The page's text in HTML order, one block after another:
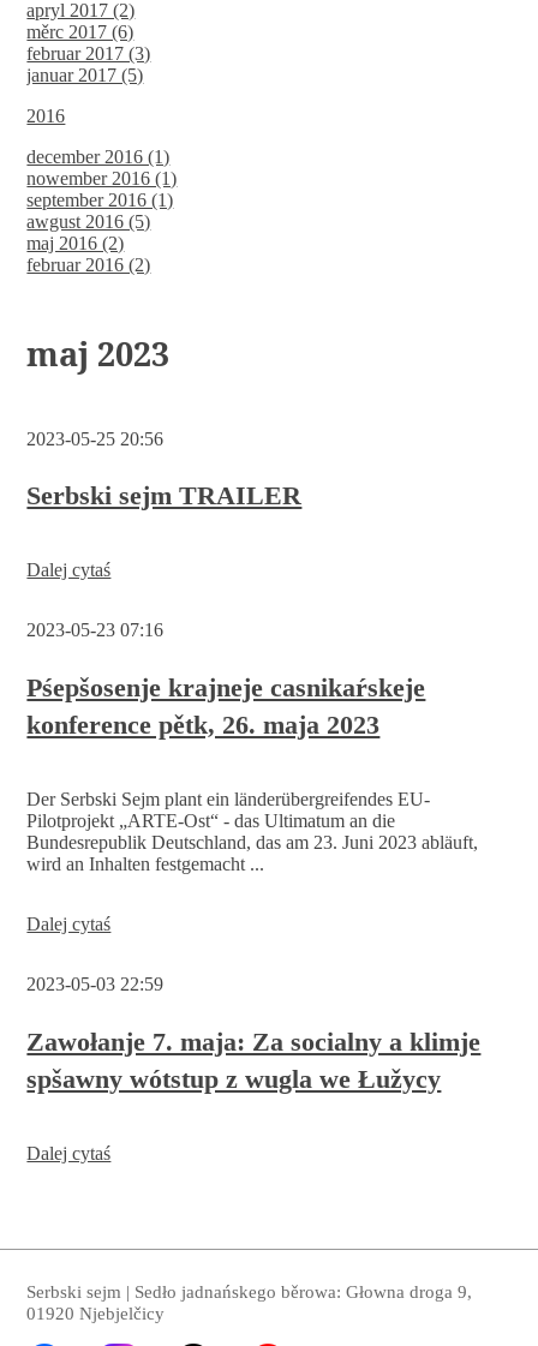
apryl 2017 (2)
měrc 2017 (6)
februar 2017 (3)
januar 2017 (5)
2016
december 2016 (1)
nowember 2016 (1)
september 2016 (1)
awgust 2016 (5)
maj 2016 (2)
februar 2016 (2)
maj 2023
2023-05-25 20:56
Serbski sejm TRAILER
Dalej cytaś
2023-05-23 07:16
Pśepšosenje krajneje casnikaŕskeje
konference pětk, 26. maja 2023
Der Serbski Sejm plant ein länderübergreifendes EU-
Pilotprojekt „ARTE-Ost“ - das Ultimatum an die
Bundesrepublik Deutschland, das am 23. Juni 2023 abläuft,
wird an Inhalten festgemacht ...
Dalej cytaśPśepšosenje
konference
26.
maja
2023
2023-05-03 22:59
Zawołanje 7. maja: Za socialny a klimje
spšawny wótstup z wugla we Łužycy
Dalej cytaś
Serbski sejm | Sedło jadnańskego běrowa: Głowna droga 9,
01920 Njebjelčicy